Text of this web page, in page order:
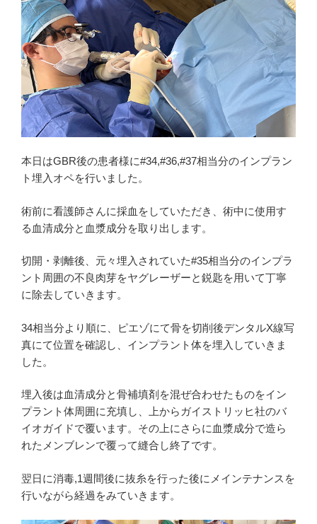
本日はGBR後の患者様に#34,#36,#37相当分のインプラン
ト埋入オペを行いました。
術前に看護師さんに採血をしていただき、術中に使用す
る血清成分と血漿成分を取り出します。
切開・剥離後、元々埋入されていた#35相当分のインプラ
ント周囲の不良肉芽をヤグレーザーと鋭匙を用いて丁寧
に除去していきます。
34相当分より順に、ピエゾにて骨を切削後デンタルX線写
真にて位置を確認し、インプラント体を埋入していきま
した。
埋入後は血清成分と骨補填剤を混ぜ合わせたものをイン
プラント体周囲に充填し、上からガイストリッヒ社のバ
イオガイドで覆います。その上にさらに血漿成分で造ら
れたメンブレンで覆って縫合し終了です。
翌日に消毒,1週間後に抜糸を行った後にメインテナンスを
行いながら経過をみていきます。